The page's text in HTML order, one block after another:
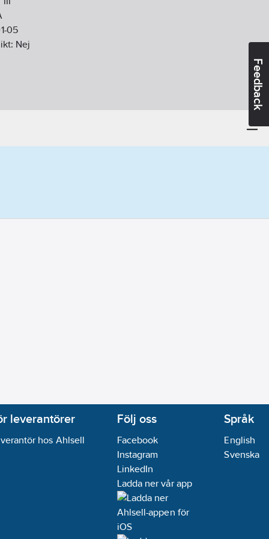
Feedback
05
Nej
leverantörer
hos Ahlsell
Följ oss
Facebook
Instagram
LinkedIn
Ladda ner vår app
Språk
English
Svenska